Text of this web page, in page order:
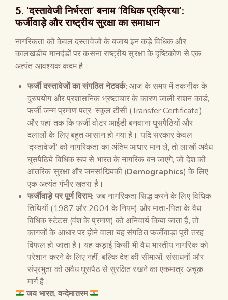
5. ‘दस्तावेजी निर्भरता’ बनाम ‘विधिक प्रक्रिया’:
फर्जीवाड़े और राष्ट्रीय सुरक्षा का समाधान
नागरिकता को केवल दस्तावेजों के बजाय इन कड़े विधिक और
कालखंडीय मानदंडों पर कसना राष्ट्रीय सुरक्षा के दृष्टिकोण से एक
अत्यंत आवश्यक कदम है।
फर्जी दस्तावेजों का संगठित नेटवर्क: आज के समय में तकनीक के
दुरुपयोग और प्रशासनिक भ्रष्टाचार के कारण जाली राशन कार्ड,
फर्जी जन्म प्रमाण पत्र, स्कूल टीसी (Transfer Certificate)
और यहां तक कि फर्जी वोटर आईडी बनवाना घुसपैठियों और
दलालों के लिए बहुत आसान हो गया है। यदि सरकार केवल
‘दस्तावेजों’ को नागरिकता का अंतिम आधार मान ले, तो लाखों अवैध
घुसपैठिये विधिक रूप से भारत के नागरिक बन जाएंगे, जो देश की
आंतरिक सुरक्षा और जनसांख्यिकी (Demographics) के लिए
एक अत्यंत गंभीर खतरा है।
फर्जीवाड़े पर पूर्ण विराम: जब नागरिकता सिद्ध करने के लिए विधिक
तिथियों (1987 और 2004 के नियम) और माता-पिता के वैध
विधिक स्टेटस (वंश के प्रमाण) को अनिवार्य किया जाता है, तो
कागजों के आधार पर होने वाला यह संगठित फर्जीवाड़ा पूरी तरह
विफल हो जाता है। यह कड़ाई किसी भी वैध भारतीय नागरिक को
परेशान करने के लिए नहीं, बल्कि देश की सीमाओं, संसाधनों और
संप्रभुता को अवैध घुसपैठ से सुरक्षित रखने का एकमात्र अचूक
मार्ग है।
जय भारत, वन्देमातरम